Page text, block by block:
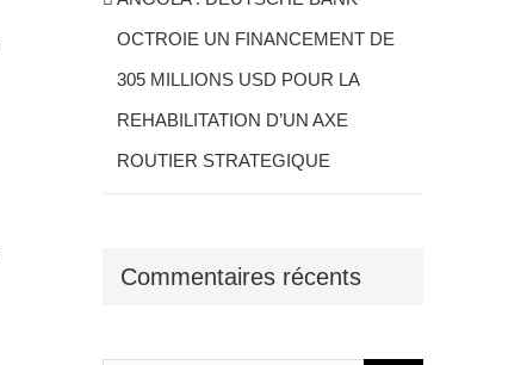
OCTROIE UN FINANCEMENT DE
305 MILLIONS USD POUR LA
REHABILITATION D’UN AXE
ROUTIER STRATEGIQUE
Commentaires récents